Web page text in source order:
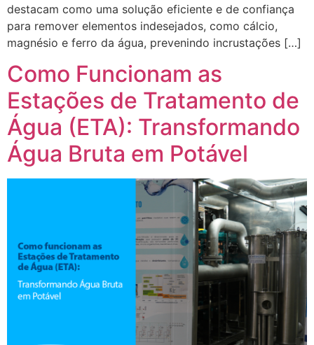
destacam como uma solução eficiente e de confiança
para remover elementos indesejados, como cálcio,
magnésio e ferro da água, prevenindo incrustações […]
Como Funcionam as
Estações de Tratamento de
Água (ETA): Transformando
Água Bruta em Potável